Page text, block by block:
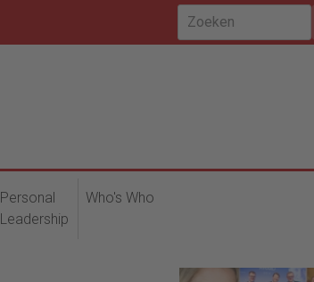
Personal
Leadership
Who's Who